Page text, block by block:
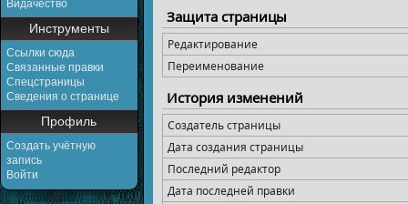
Видачество
Инструменты
Ссылки сюда
Связанные правки
Спецстраницы
Сведения о странице
Профиль
Создать учётную
запись
Войти
Защита страницы
Редактирование
Переименование
История изменений
Создатель страницы
Дата создания страницы
Последний редактор
Дата последней правки